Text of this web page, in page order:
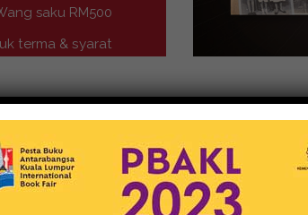
saku RM500
terma & syarat
Buku-Buku
MEDIA NUSANTARA